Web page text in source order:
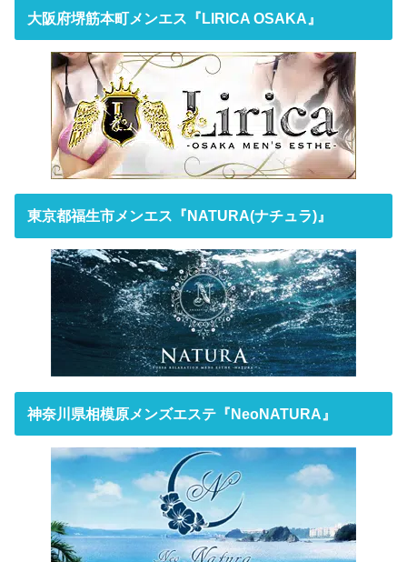
大阪府堺筋本町メンエス『LIRICA OSAKA』
東京都福生市メンエス『NATURA(ナチュラ)』
神奈川県相模原メンズエステ『NeoNATURA』